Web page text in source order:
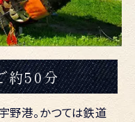
約50分
野港。かつては鉄道